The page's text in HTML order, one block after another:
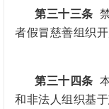
第三十三条
者假冒慈善组织
第三十四条
和非法人组织基